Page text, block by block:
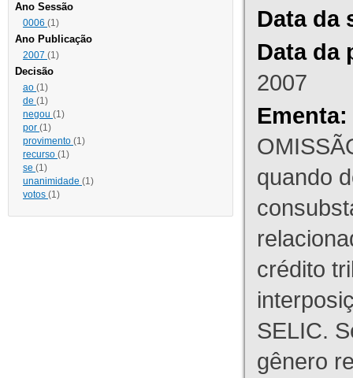
Ano Sessão
0006 (1)
Ano Publicação
2007 (1)
Decisão
ao (1)
de (1)
negou (1)
por (1)
provimento (1)
recurso (1)
se (1)
unanimidade (1)
votos (1)
Data da
Data da
2007
Ementa:
quando
crédito
SELIC.
gênero